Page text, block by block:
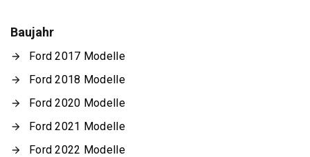
Baujahr
Ford 2017 Modelle
Ford 2018 Modelle
Ford 2020 Modelle
Ford 2021 Modelle
Ford 2022 Modelle